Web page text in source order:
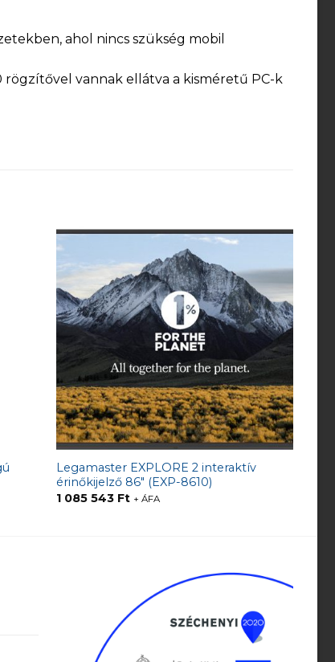
ahol nincs szükség mobil
rögzítővel vannak ellátva a kisméretű PC-k
Legamaster EXPLORE 2 interaktív
érinőkijelző 86″ (EXP-8610)
1 085 543 Ft + ÁFA